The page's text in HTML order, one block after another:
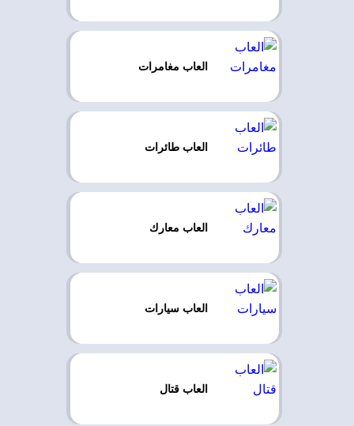
العاب مغامرات
العاب طائرات
العاب معارك
العاب سيارات
العاب قتال